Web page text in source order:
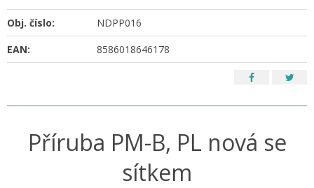
Obj. číslo:
NDPP016
EAN:
8586018646178
Příruba PM-B, PL nová se
sítkem